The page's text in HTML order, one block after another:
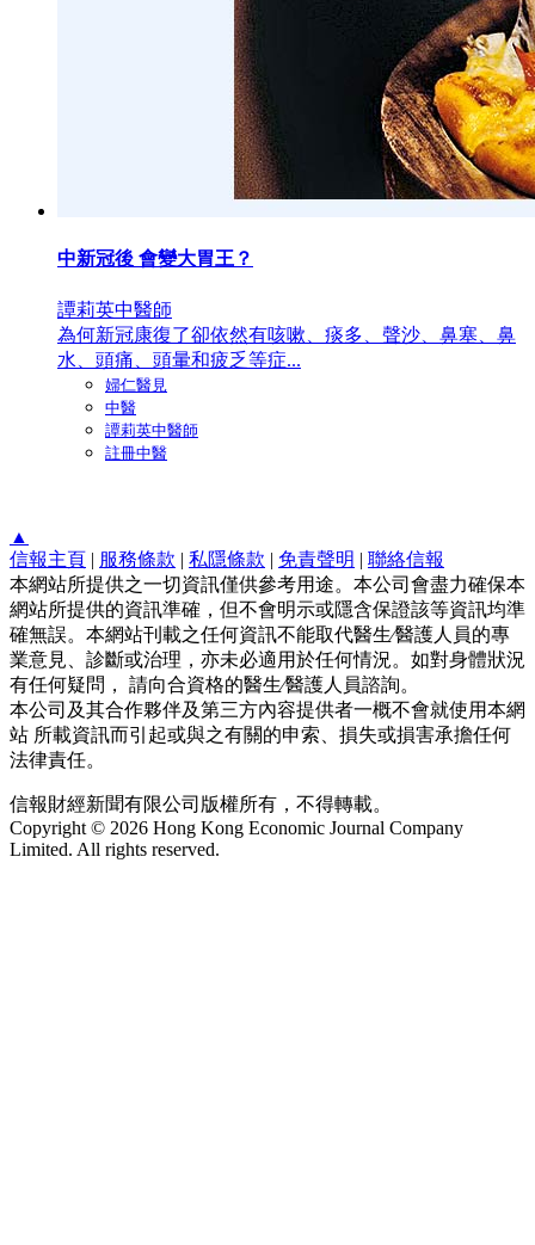
中新冠後 會變大胃王？
譚莉英中醫師
為何新冠康復了卻依然有咳嗽、痰多、聲沙、鼻塞、鼻
水、頭痛、頭暈和疲乏等症...
婦仁醫見
中醫
譚莉英中醫師
註冊中醫
▲
信報主頁 | 服務條款 | 私隱條款 | 免責聲明 | 聯絡信報
本網站所提供之一切資訊僅供參考用途。本公司會盡力確保本
網站所提供的資訊準確，但不會明示或隱含保證該等資訊均準
確無誤。本網站刊載之任何資訊不能取代醫生∕醫護人員的專
業意見、診斷或治理，亦未必適用於任何情況。如對身體狀況
有任何疑問， 請向合資格的醫生∕醫護人員諮詢。
本公司及其合作夥伴及第三方內容提供者一概不會就使用本網
站 所載資訊而引起或與之有關的申索、損失或損害承擔任何
法律責任。
信報財經新聞有限公司版權所有，不得轉載。
Copyright © 2026 Hong Kong Economic Journal Company
Limited. All rights reserved.